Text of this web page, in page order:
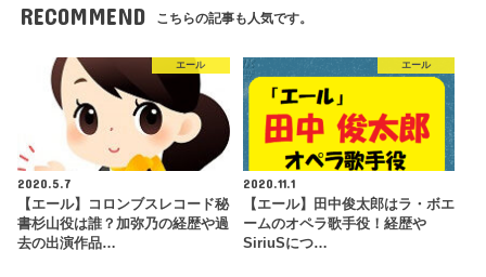
RECOMMEND こちらの記事も人気です。
エール
2020.5.7
【エール】コロンブスレコード秘
書杉山役は誰？加弥乃の経歴や過
去の出演作品…
エール
2020.11.1
【エール】田中俊太郎はラ・ボエ
ームのオペラ歌手役！経歴や
SiriuSにつ…